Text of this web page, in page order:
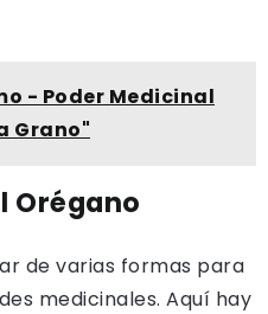
- Poder Medicinal
Grano"
Orégano
de varias formas para
medicinales. Aquí hay